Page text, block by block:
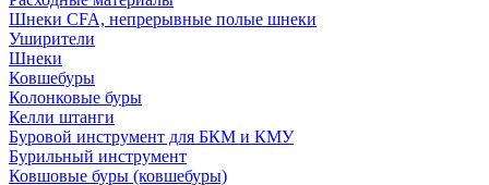
Шнеки CFA, непрерывные полые шнеки
Уширители
Шнеки
Ковшебуры
Колонковые буры
Келли штанги
Буровой инструмент для БКМ и КМУ
Бурильный инструмент
Ковшовые буры (ковшебуры)